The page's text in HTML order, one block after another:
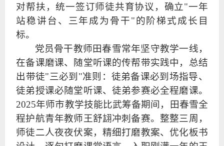
对帮扶，统一签订师徒共育协议，确立"一年
站稳讲台、三年成为骨干"的阶梯式成长目
标。
党员骨干教师田春雪常年坚守教学一线，
在备课磨课、随堂听课的传帮带实践中，总结
出带徒"三必到"准则：徒弟备课必到场指导、
徒弟授课必随堂听课、徒弟参赛必全程磨课。
2025年师市教学技能比武筹备期间，田春雪全
程护航青年教师王舒翃冲刺备赛。整整三周，
师徒二人夜夜伏案，精细打磨教案、优化板书